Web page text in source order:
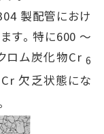
製配管におけ
す。特に600 ～
ロム炭化物Cr6
欠乏状態にな